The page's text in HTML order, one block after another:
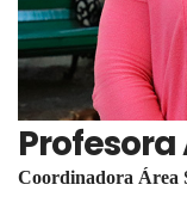
Coordinadora Área